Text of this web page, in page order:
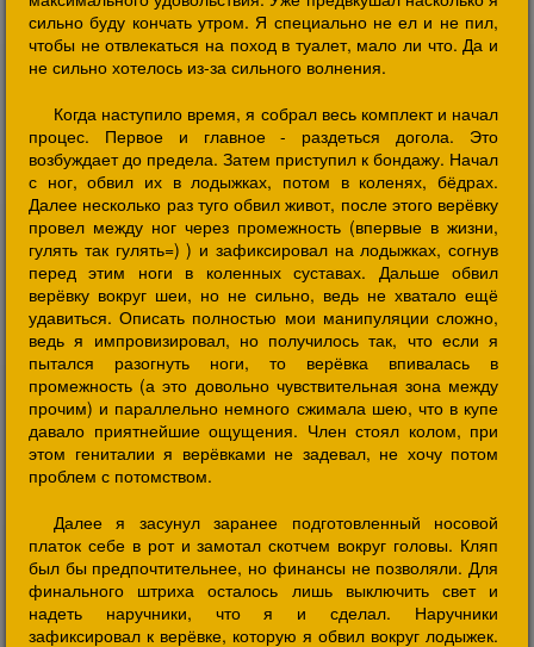
сильно буду кончать утром. Я специально не ел и не пил,
чтобы не отвлекаться на поход в туалет, мало ли что. Да и
не сильно хотелось из-за сильного волнения.
Когда наступило время, я собрал весь комплект и начал
процес. Первое и главное - раздеться догола. Это
возбуждает до предела. Затем приступил к бондажу. Начал
с ног, обвил их в лодыжках, потом в коленях, бёдрах.
Далее несколько раз туго обвил живот, после этого верёвку
провел между ног через промежность (впервые в жизни,
гулять так гулять=) ) и зафиксировал на лодыжках, согнув
перед этим ноги в коленных суставах. Дальше обвил
верёвку вокруг шеи, но не сильно, ведь не хватало ещё
удавиться. Описать полностью мои манипуляции сложно,
ведь я импровизировал, но получилось так, что если я
пытался разогнуть ноги, то верёвка впивалась в
промежность (а это довольно чувствительная зона между
прочим) и параллельно немного сжимала шею, что в купе
давало приятнейшие ощущения. Член стоял колом, при
этом гениталии я верёвками не задевал, не хочу потом
проблем с потомством.
Далее я засунул заранее подготовленный носовой
платок себе в рот и замотал скотчем вокруг головы. Кляп
был бы предпочтительнее, но финансы не позволяли. Для
финального штриха осталось лишь выключить свет и
надеть наручники, что я и сделал. Наручники
зафиксировал к верёвке, которую я обвил вокруг лодыжек.